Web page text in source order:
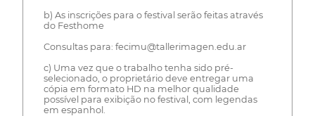
b) As inscrições para o festival serão feitas através
do Festhome
Consultas para: fecimu@tallerimagen.edu.ar
c) Uma vez que o trabalho tenha sido pré-
selecionado, o proprietário deve entregar uma
cópia em formato HD na melhor qualidade
possível para exibição no festival, com legendas
em espanhol.